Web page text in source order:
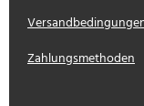
Zahlungsmethoden